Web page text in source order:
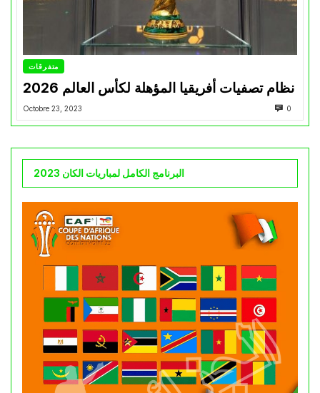
متفرقات
نظام تصفيات أفريقيا المؤهلة لكأس العالم 2026
Octobre 23, 2023 0
البرنامج الكامل لمباريات الكان 2023